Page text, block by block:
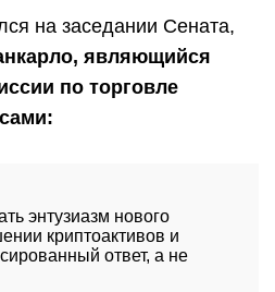
на заседании Сената,
являющийся
по торговле
энтузиазм нового
криптоактивов и
ответ, а не